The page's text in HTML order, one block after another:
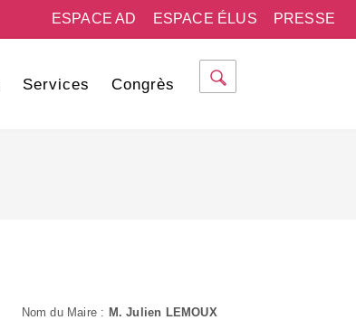
PRESSE
ESPACE ÉLUS
ESPACE AD
Services Congrès
Nom du Maire : M. Julien LEMOUX